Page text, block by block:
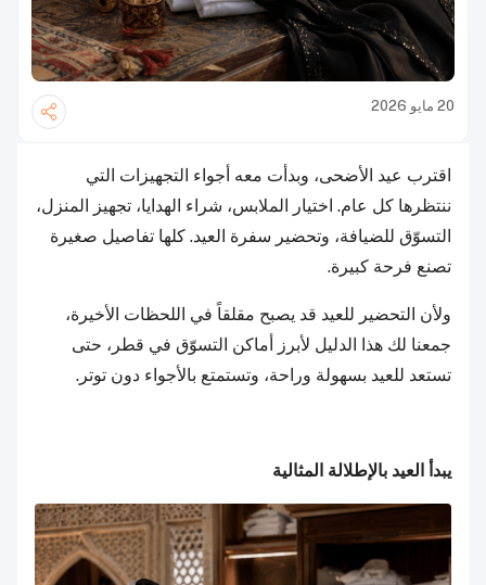
20 مايو 2026
اقترب عيد الأضحى، وبدأت معه أجواء التجهيزات التي
ننتظرها كل عام. اختيار الملابس، شراء الهدايا، تجهيز المنزل،
التسوّق للضيافة، وتحضير سفرة العيد. كلها تفاصيل صغيرة
تصنع فرحة كبيرة.
ولأن التحضير للعيد قد يصبح مقلقاً في اللحظات الأخيرة،
جمعنا لك هذا الدليل لأبرز أماكن التسوّق في قطر، حتى
تستعد للعيد بسهولة وراحة، وتستمتع بالأجواء دون توتر.
يبدأ العيد بالإطلالة المثالية